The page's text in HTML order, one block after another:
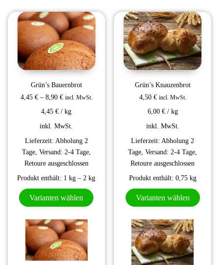
Grün’s Bauernbrot
4,45 €– 8,90 € incl. MwSt.
4,45€ /kg
inkl. MwSt.
Lieferzeit: Abholung 2
Tage, Versand: 2-4 Tage,
Retoure ausgeschlossen
Produkt enthält: 1kg – 2kg
Varianten wählen
Dieses Produkt weist mehrere
Grün’s Knauzenbrot
4,50 € incl. MwSt.
6,00 €/ kg
inkl. MwSt.
Lieferzeit: Abholung 2
Tage, Versand: 2-4 Tage,
Retoure ausgeschlossen
Produkt enthält: 0,75 kg
Varianten wählen